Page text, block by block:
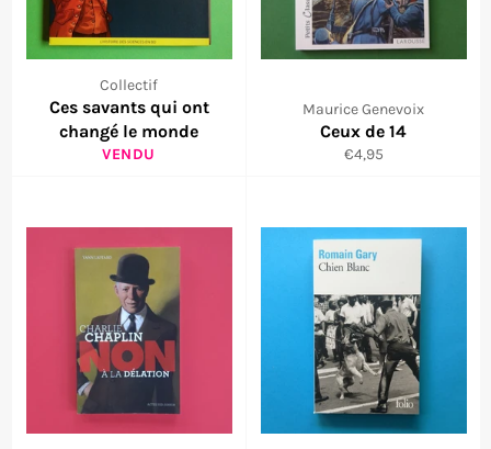
Collectif
Ces savants qui ont
changé le monde
VENDU
Maurice Genevoix
Ceux de 14
Prix
€4,95